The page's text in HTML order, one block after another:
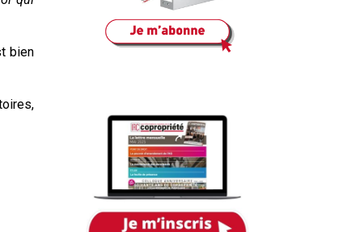
bien